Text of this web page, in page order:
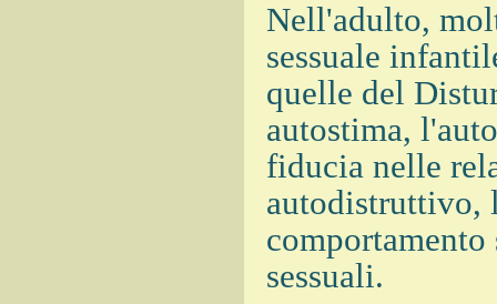
Nell'adulto,
sessuale
quelle del
autostima,
fiducia nelle
autodistruttivo,
sessuali.